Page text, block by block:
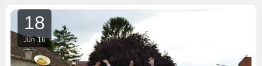
18
Jun 16